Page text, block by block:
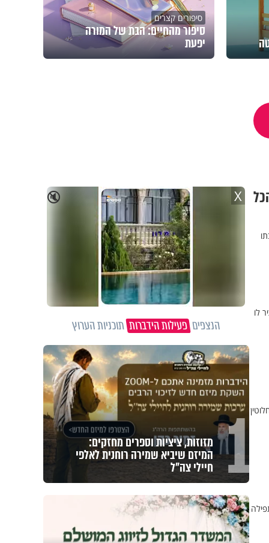
סיפורים קצרים
סיפור מהחיים: הבת של המורה
יפעת
לו
🔇 X
הנצפיםפעילות הידברותתוכניות הערוץ
1 מזוזות, ציציות וספרים מחזקים:
המיזם שיביא שמירה רוחנית לאלפי
חיילי צה"ל